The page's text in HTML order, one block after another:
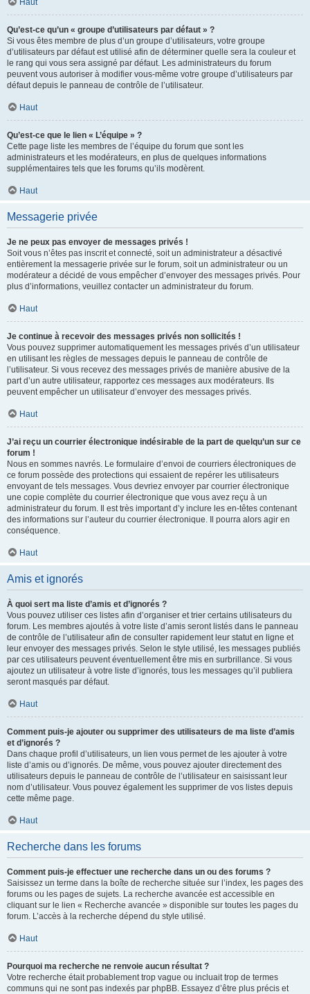
Haut
Qu’est-ce qu’un « groupe d’utilisateurs par défaut » ?
Si vous êtes membre de plus d’un groupe d’utilisateurs, votre groupe
d’utilisateurs par défaut est utilisé afin de déterminer quelle sera la couleur et
le rang qui vous sera assigné par défaut. Les administrateurs du forum
peuvent vous autoriser à modifier vous-même votre groupe d’utilisateurs par
défaut depuis le panneau de contrôle de l’utilisateur.
Haut
Qu’est-ce que le lien « L’équipe » ?
Cette page liste les membres de l’équipe du forum que sont les
administrateurs et les modérateurs, en plus de quelques informations
supplémentaires tels que les forums qu’ils modèrent.
Haut
Messagerie privée
Je ne peux pas envoyer de messages privés !
Soit vous n’êtes pas inscrit et connecté, soit un administrateur a désactivé
entièrement la messagerie privée sur le forum, soit un administrateur ou un
modérateur a décidé de vous empêcher d’envoyer des messages privés. Pour
plus d’informations, veuillez contacter un administrateur du forum.
Haut
Je continue à recevoir des messages privés non sollicités !
Vous pouvez supprimer automatiquement les messages privés d’un utilisateur
en utilisant les règles de messages depuis le panneau de contrôle de
l’utilisateur. Si vous recevez des messages privés de manière abusive de la
part d’un autre utilisateur, rapportez ces messages aux modérateurs. Ils
peuvent empêcher un utilisateur d’envoyer des messages privés.
Haut
J’ai reçu un courrier électronique indésirable de la part de quelqu’un sur ce
forum !
Nous en sommes navrés. Le formulaire d’envoi de courriers électroniques de
ce forum possède des protections qui essaient de repérer les utilisateurs
envoyant de tels messages. Vous devriez envoyer par courrier électronique
une copie complète du courrier électronique que vous avez reçu à un
administrateur du forum. Il est très important d’y inclure les en-têtes contenant
des informations sur l’auteur du courrier électronique. Il pourra alors agir en
conséquence.
Haut
Amis et ignorés
À quoi sert ma liste d’amis et d’ignorés ?
Vous pouvez utiliser ces listes afin d’organiser et trier certains utilisateurs du
forum. Les membres ajoutés à votre liste d’amis seront listés dans le panneau
de contrôle de l’utilisateur afin de consulter rapidement leur statut en ligne et
leur envoyer des messages privés. Selon le style utilisé, les messages publiés
par ces utilisateurs peuvent éventuellement être mis en surbrillance. Si vous
ajoutez un utilisateur à votre liste d’ignorés, tous les messages qu’il publiera
seront masqués par défaut.
Haut
Comment puis-je ajouter ou supprimer des utilisateurs de ma liste d’amis
et d’ignorés ?
Dans chaque profil d’utilisateurs, un lien vous permet de les ajouter à votre
liste d’amis ou d’ignorés. De même, vous pouvez ajouter directement des
utilisateurs depuis le panneau de contrôle de l’utilisateur en saisissant leur
nom d’utilisateur. Vous pouvez également les supprimer de vos listes depuis
cette même page.
Haut
Recherche dans les forums
Comment puis-je effectuer une recherche dans un ou des forums ?
Saisissez un terme dans la boîte de recherche située sur l’index, les pages des
forums ou les pages de sujets. La recherche avancée est accessible en
cliquant sur le lien « Recherche avancée » disponible sur toutes les pages du
forum. L’accès à la recherche dépend du style utilisé.
Haut
Pourquoi ma recherche ne renvoie aucun résultat ?
Votre recherche était probablement trop vague ou incluait trop de termes
communs qui ne sont pas indexés par phpBB. Essayez d’être plus précis et